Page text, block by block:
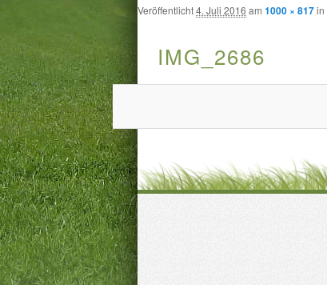
IMG_2686
Veröffentlicht4. Juli 2016 am 1000 × 817in